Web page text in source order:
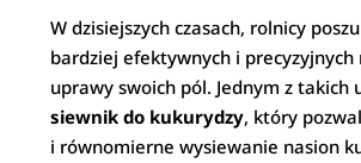
W dzisiejszych czasach, rolnicy
bardziej efektywnych i precyzyjnych
uprawy swoich pól. Jednym z takich
siewnik do kukurydzy, który
i równomierne wysiewanie nasion